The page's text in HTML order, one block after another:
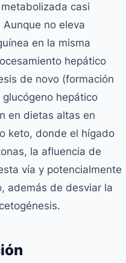
casi
no eleva
en la misma
hepático
de novo (formación
hepático
en dietas altas en
keto, donde el hígado
la afluencia de
vía y potencialmente
además de desviar la